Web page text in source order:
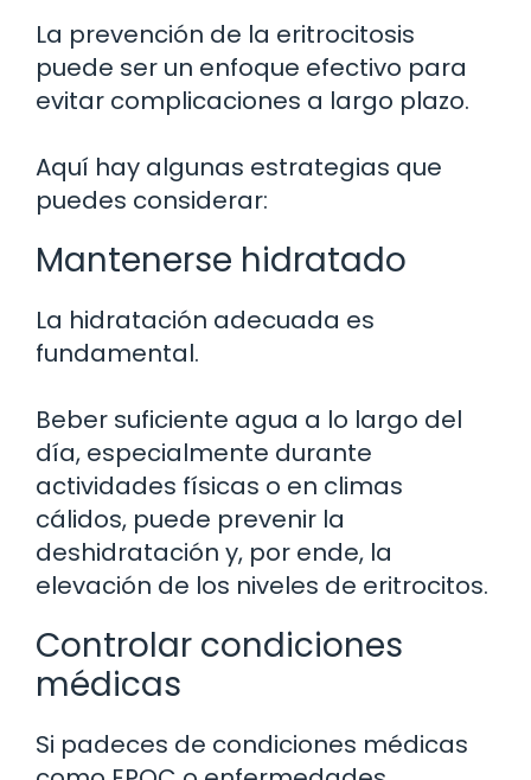
La prevención de la eritrocitosis
puede ser un enfoque efectivo para
evitar complicaciones a largo plazo.
Aquí hay algunas estrategias que
puedes considerar:
Mantenerse hidratado
La hidratación adecuada es
fundamental.
Beber suficiente agua a lo largo del
día, especialmente durante
actividades físicas o en climas
cálidos, puede prevenir la
deshidratación y, por ende, la
elevación de los niveles de eritrocitos.
Controlar condiciones
médicas
Si padeces de condiciones médicas